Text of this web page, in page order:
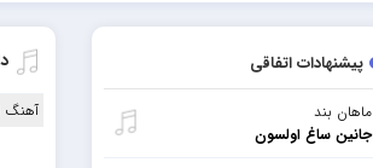
پیشنهادات اتفاقی
ماهان بند
جانین ساغ اولسون
آهنگ